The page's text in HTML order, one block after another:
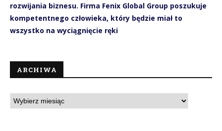
rozwijania biznesu. Firma Fenix Global Group poszukuje
kompetentnego człowieka, który będzie miał to
wszystko na wyciągnięcie ręki
ARCHIWA